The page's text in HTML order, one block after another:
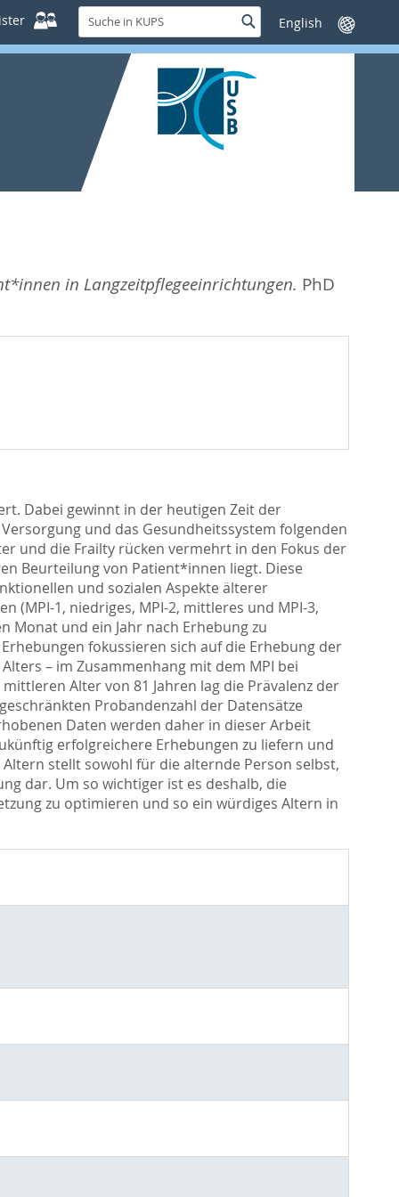
Suche
in
KUPS
SucheSprache
wechseln
in Langzeitpflegeeinrichtungen. PhD
Dabei gewinnt in der heutigen Zeit der
und das Gesundheitssystem folgenden
und die Frailty rücken vermehrt in den Fokus der
Beurteilung von Patient*innen liegt. Diese
und sozialen Aspekte älterer
(MPI-1, niedriges, MPI-2, mittleres und MPI-3,
Monat und ein Jahr nach Erhebung zu
fokussieren sich auf die Erhebung der
– im Zusammenhang mit dem MPI bei
Alter von 81 Jahren lag die Prävalenz der
Probandenzahl der Datensätze
Daten werden daher in dieser Arbeit
erfolgreichere Erhebungen zu liefern und
stellt sowohl für die alternde Person selbst,
dar. Um so wichtiger ist es deshalb, die
zu optimieren und so ein würdiges Altern in